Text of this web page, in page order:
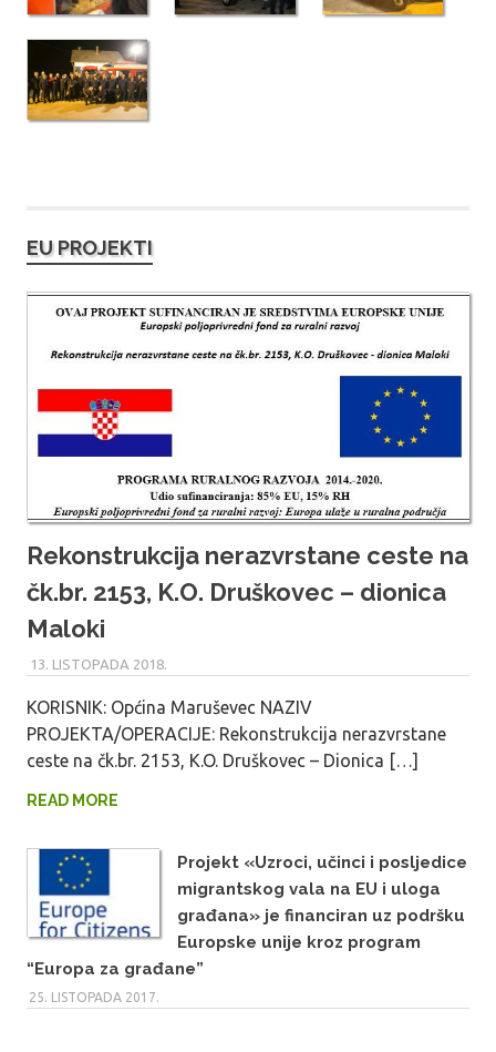
EU PROJEKTI
Rekonstrukcija nerazvrstane ceste na
čk.br. 2153, K.O. Druškovec – dionica
Maloki
13. LISTOPADA 2018.
KORISNIK: Općina Maruševec NAZIV
PROJEKTA/OPERACIJE: Rekonstrukcija nerazvrstane
ceste na čk.br. 2153, K.O. Druškovec – Dionica […]
READ MORE
Projekt «Uzroci, učinci i posljedice
migrantskog vala na EU i uloga
građana» je financiran uz podršku
Europske unije kroz program
“Europa za građane”
25. LISTOPADA 2017.